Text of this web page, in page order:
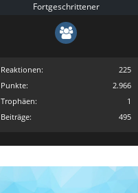
Fortgeschrittener
Reaktionen
225
Punkte
2.966
Trophäen
1
Beiträge
495